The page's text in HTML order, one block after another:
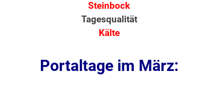
Steinbock
Tagesqualität
Kälte
Portaltage im März: